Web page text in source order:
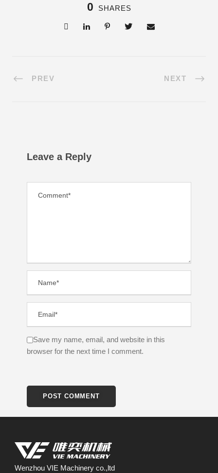
0 SHARES
PREV NEXT
Leave a Reply
Save my name, email, and website in this
browser for the next time I comment.
Wenzhou VIE Machinery co.,ltd